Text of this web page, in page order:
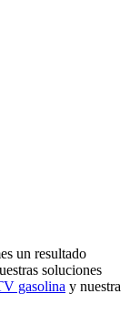
un resultado
soluciones
gasolina y nuestra